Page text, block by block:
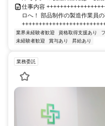
仕事内容
ロへ！ 部品制作の製造作業員の
業界未経験者歓迎 資格取得支援あり
未経験者歓迎
賞与あり 昇給あり
業務委託